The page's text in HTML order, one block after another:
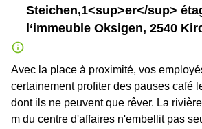
Steichen,1<sup>er</sup>
l‘immeuble Oksigen, 2540
Avec la place à proximité, vos
certainement profiter des pauses café
dont ils ne peuvent que rêver. La
m du centre d'affaires n'embellit pas